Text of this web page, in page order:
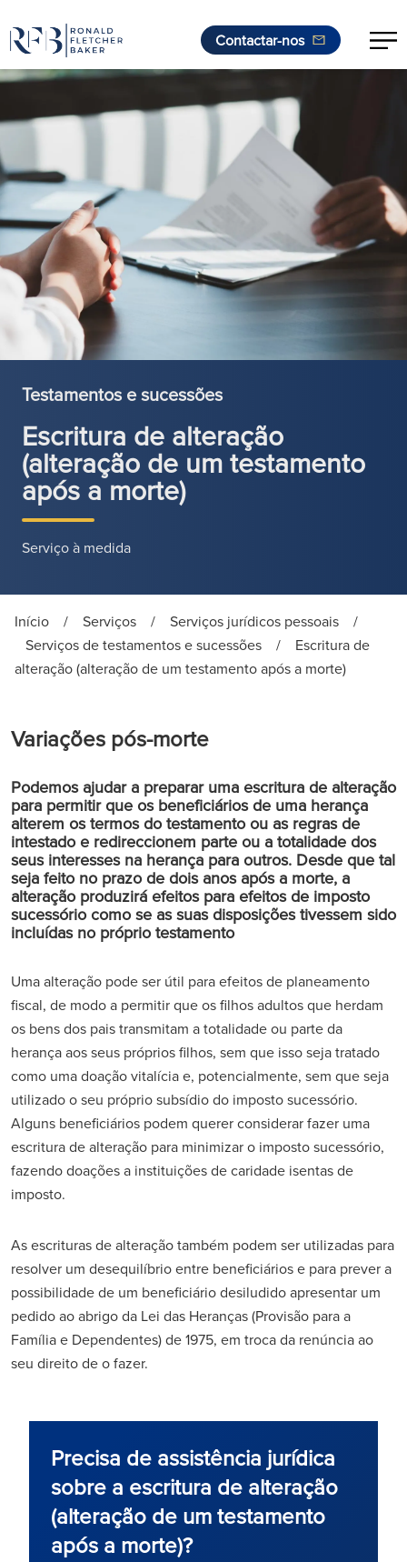
Saltar para o conteúdo
Contactar-nos
Testamentos e sucessões
Escritura de alteração
(alteração de um testamento
após a morte)
Serviço à medida
Início / Serviços / Serviços jurídicos pessoais
/
Serviços de testamentos e sucessões
/
Escritura de
alteração (alteração de um testamento após a morte)
Variações pós-morte
Podemos ajudar a preparar uma escritura de alteração
para permitir que os beneficiários de uma herança
alterem os termos do testamento ou as regras de
intestado e redireccionem parte ou a totalidade dos
seus interesses na herança para outros. Desde que tal
seja feito no prazo de dois anos após a morte, a
alteração produzirá efeitos para efeitos de imposto
sucessório como se as suas disposições tivessem sido
incluídas no próprio testamento
Uma alteração pode ser útil para efeitos de planeamento
fiscal, de modo a permitir que os filhos adultos que herdam
os bens dos pais transmitam a totalidade ou parte da
herança aos seus próprios filhos, sem que isso seja tratado
como uma doação vitalícia e, potencialmente, sem que seja
utilizado o seu próprio subsídio do imposto sucessório.
Alguns beneficiários podem querer considerar fazer uma
escritura de alteração para minimizar o imposto sucessório,
fazendo doações a instituições de caridade isentas de
imposto.
As escrituras de alteração também podem ser utilizadas para
resolver um desequilíbrio entre beneficiários e para prever a
possibilidade de um beneficiário desiludido apresentar um
pedido ao abrigo da Lei das Heranças (Provisão para a
Família e Dependentes) de 1975, em troca da renúncia ao
seu direito de o fazer.
Precisa de assistência jurídica
sobre a escritura de alteração
(alteração de um testamento
após a morte)?